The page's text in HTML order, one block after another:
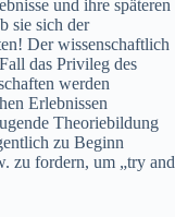
und ihre späteren
sie sich der
Der wissenschaftlich
das Privileg des
werden
Erlebnissen
Theoriebildung
zu Beginn
zu fordern, um „try and